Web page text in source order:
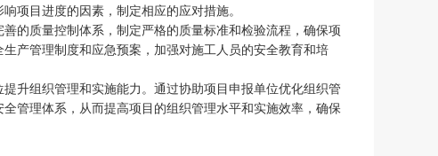
项目进度的因素，制定相应的应对措施。
的质量控制体系，制定严格的质量标准和检验流程，确保项
产管理制度和应急预案，加强对施工人员的安全教育和培
升组织管理和实施能力。通过协助项目申报单位优化组织管
管理体系，从而提高项目的组织管理水平和实施效率，确保